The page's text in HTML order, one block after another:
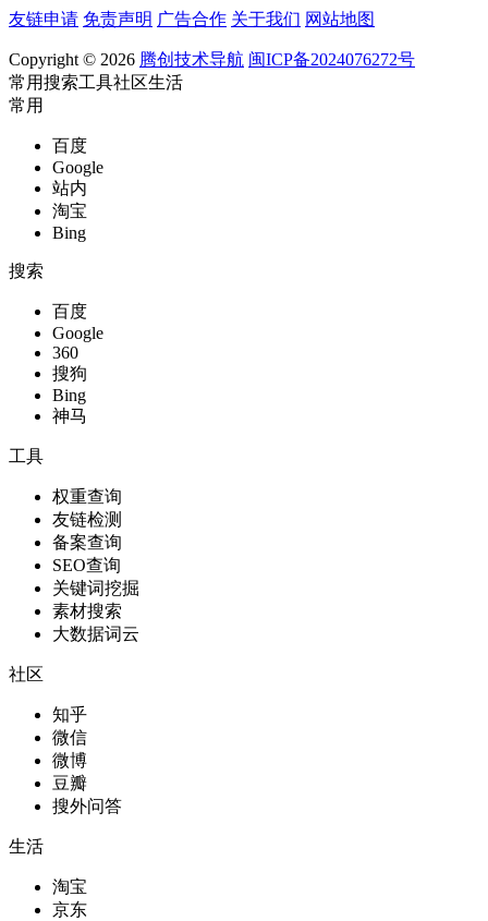
友链申请 免责声明 广告合作 关于我们 网站地图
Copyright © 2026 腾创技术导航 闽ICP备2024076272号
常用搜索工具社区生活
常用
百度
Google
站内
淘宝
Bing
搜索
百度
Google
360
搜狗
Bing
神马
工具
权重查询
友链检测
备案查询
SEO查询
关键词挖掘
素材搜索
大数据词云
社区
知乎
微信
微博
豆瓣
搜外问答
生活
淘宝
京东